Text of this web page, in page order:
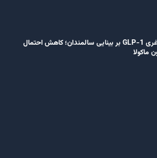
تاثیر داروهای لاغری GLP-1 بر بینایی سالمندان؛ کاهش احتمال
ماکولا